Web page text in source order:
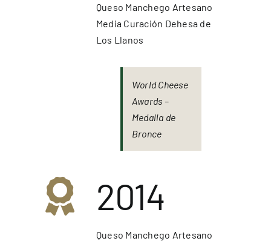
Queso Manchego Artesano
Media Curación Dehesa de
Los Llanos
World Cheese
Awards –
Medalla de
Bronce
2014
Queso Manchego Artesano